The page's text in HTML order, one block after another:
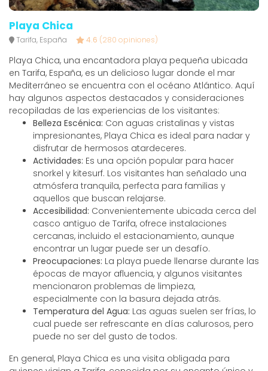
Playa Chica
Tarifa, España 4.6 (280 opiniones)
Playa Chica, una encantadora playa pequeña ubicada
en Tarifa, España, es un delicioso lugar donde el mar
Mediterráneo se encuentra con el océano Atlántico. Aquí
hay algunos aspectos destacados y consideraciones
recopiladas de las experiencias de los visitantes:
Belleza Escénica: Con aguas cristalinas y vistas
impresionantes, Playa Chica es ideal para nadar y
disfrutar de hermosos atardeceres.
Actividades: Es una opción popular para hacer
snorkel y kitesurf. Los visitantes han señalado una
atmósfera tranquila, perfecta para familias y
aquellos que buscan relajarse.
Accesibilidad: Convenientemente ubicada cerca del
casco antiguo de Tarifa, ofrece instalaciones
cercanas, incluido el estacionamiento, aunque
encontrar un lugar puede ser un desafío.
Preocupaciones: La playa puede llenarse durante las
épocas de mayor afluencia, y algunos visitantes
mencionaron problemas de limpieza,
especialmente con la basura dejada atrás.
Temperatura del Agua: Las aguas suelen ser frías, lo
cual puede ser refrescante en días calurosos, pero
puede no ser del gusto de todos.
En general, Playa Chica es una visita obligada para